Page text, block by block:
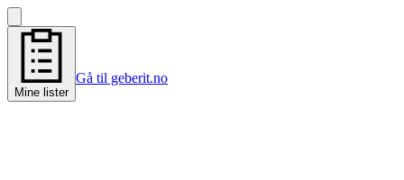
Mine lister
Gå til geberit.no